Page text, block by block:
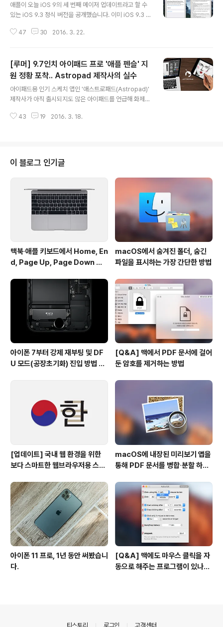
애플이 오늘 iOS 9의 세 번째 메이저 업데이트라고 할 수
있는 iOS 9.3 정식 버전을 공개했습니다. 이미 iOS 9.3 버
니다. 나이트 시프트에서부터 메모 잠금과 애플워치 멀티
아니라 일반 사용자도 이러한 기능을 마음껏 즐길 수 있게
됐습니다.iOS 9.3 업데이트 용량은 기기에 따라 200~40
0MB이며, 와이파이가 연결된 상태에서 '설정 > 일반 > 소
프트웨어 업데이트'를 통해 설치할 수 있습니다. iOS 9.3
설치 가능 모델은 ✰ 아이패드 2 ✰ 아이패드 미니 ✰ 아이
폰4s ✰ 아이팟 터치 5 및 그 이후에 출시된 모든..
47 30 2016. 3. 22.
[루머] 9.7인치 아이패드 프로 '애플 펜슬' 지
원 정황 포착.. Astropad 제작사의 실수
아이패드용 인기 스케치 앱인 '애스트로패드(Astropad)'
제작사가 아직 출시되지도 않은 아이패드를 언급해 화제입
직원 두 명이 설립한 벤처기업입니다. 이후 아이패드를 맥
가 오늘 1.4 버전으로 업데이트되면서 '2016년 봄에 나올
새로운 아이패드를 위해 애플 펜슬을 지원한다'는 문구가
변경사항으로 기재돼 있다고 전했습니다. (위 사진) 루머의
9.7인치 아이패드 프로를 딱 꼬집어 말하진 않았지만, 201
6년 들어 새로운 아이패드가 나오지 않았다는 점을 생각하
면 두 가지 추측이 ..
43 19 2016. 3. 18.
이 블로그 인기글
맥북∙애플 키보드에서 Home, En
d, Page Up, Page Down 키
macOS에서 숨겨진 폴더, 숨긴
파일을 표시하는 가장 간단한 방법
아이폰 7부터 강제 재부팅 및 DF
U 모드(공장초기화) 진입 방법 변
[Q&A] 맥에서 PDF 문서에 걸어
둔 암호를 제거하는 방법
[업데이트] 국내 웹 환경을 위한
보다 스마트한 웹브라우저용 스타
macOS에 내장된 미리보기 앱을
통해 PDF 문서를 병합∙분할 하는
아이폰 11 프로, 1년 동안 써봤습니
다.
[Q&A] 맥에도 마우스 클릭을 자
동으로 해주는 프로그램이 있나
티스토리 로그인 고객센터